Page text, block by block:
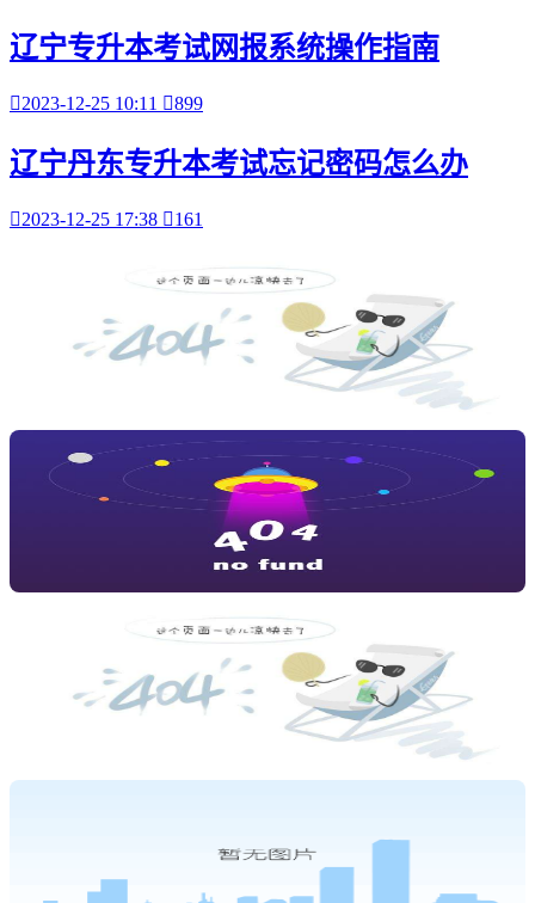
辽宁专升本考试网报系统操作指南
2023-12-25 10:11 899
辽宁丹东专升本考试忘记密码怎么办
2023-12-25 17:38 161